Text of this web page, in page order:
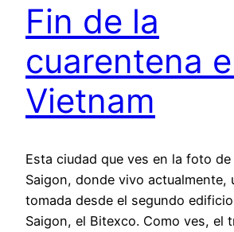
Fin de la
cuarentena
Vietnam
Esta ciudad que ves en la foto
Saigon, donde vivo actualmente,
tomada desde el segundo
Saigon, el Bitexco. Como ves, el